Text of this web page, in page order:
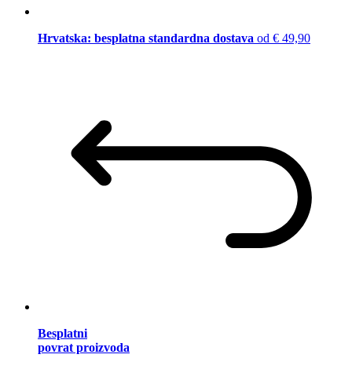
Hrvatska: besplatna standardna dostava od € 49,90
Besplatni
povrat proizvoda